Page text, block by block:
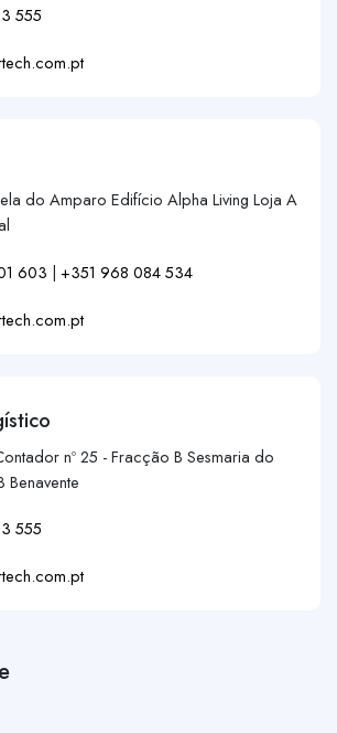
555
do Amparo Edifício Alpha Living Loja A
603 | +351 968 084 534
nº 25 - Fracção B Sesmaria do
555